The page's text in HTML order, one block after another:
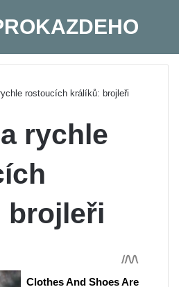
rostoucích králíků: brojleři
rychle
brojleři